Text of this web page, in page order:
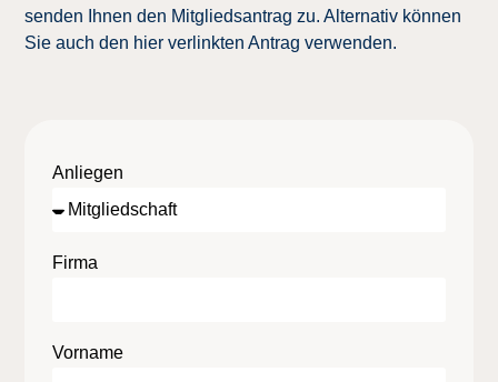
senden Ihnen den Mitgliedsantrag zu. Alternativ können
Sie auch den hier verlinktenAntrag verwenden.
Anliegen
Firma
Vorname